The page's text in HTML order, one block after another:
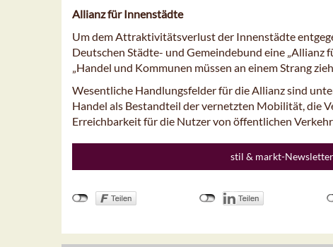
Allianz für Innenstädte
Um dem Attraktivitätsverlust der Innenstädte
Deutschen Städte- und Gemeindebund eine
„Handel und Kommunen müssen an einem Strang
Wesentliche Handlungsfelder für die Allianz sind
Handel als Bestandteil der vernetzten Mobilität, die
Erreichbarkeit für die Nutzer von öffentlichen
stil & markt-